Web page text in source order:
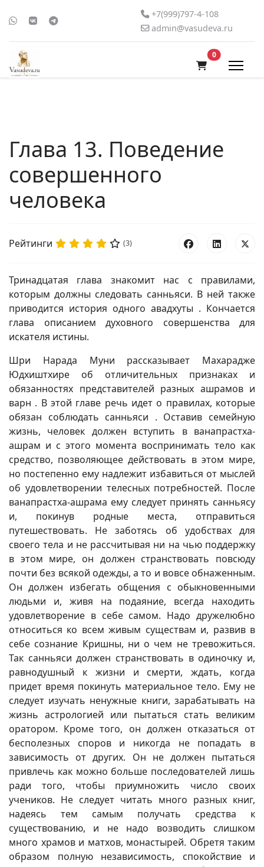
+7(999)797-4-108
admin@vasudeva.ru
0В корзину
Глава 13. Поведение
совершенного
человека
Рейтинги (3)
Тринадцатая глава знакомит нас с правилами,
которым должны следовать санньяси. В ней также
приводится история одного авадхуты . Кончается
глава описанием духовного совершенства для
искателя истины.
Шри Нарада Муни рассказывает Махарадже
Юдхиштхире об отличительных признаках и
обязанностях представителей разных ашрамов и
варн . В этой главе речь идет о правилах, которые
обязан соблюдать санньяси . Оставив семейную
жизнь, человек должен вступить в ванапрастха-
ашрам и с этого момента воспринимать тело как
средство, позволяющее действовать в этом мире,
но постепенно ему надлежит избавиться от мыслей
об удовлетворении телесных потребностей. После
ванапрастха-ашрама ему следует принять санньясу
и, покинув родные места, отправиться
путешествовать. Не заботясь об удобствах для
своего тела и не рассчитывая ни на чью поддержку
в этом мире, он должен странствовать повсюду
почти без всякой одежды, а то и вовсе обнаженным.
Он должен избегать общения с обыкновенными
людьми и, живя на подаяние, всегда находить
удовлетворение в себе самом. Надо дружелюбно
относиться ко всем живым существам и, развив в
себе сознание Кришны, ни о чем не тревожиться.
Так санньяси должен странствовать в одиночку и,
равнодушный к жизни и смерти, ждать, когда
придет время покинуть материальное тело. Ему не
следует изучать ненужные книги, зарабатывать на
жизнь астрологией или пытаться стать великим
оратором. Кроме того, он должен отказаться от
бесполезных споров и никогда не попадать в
зависимость от других. Он не должен пытаться
привлечь как можно больше последователей лишь
ради того, чтобы приумножить число своих
учеников. Не следует читать много разных книг,
надеясь тем самым получать средства к
существованию, и не надо возводить слишком
много храмов и матхов, монастырей. Обретя таким
образом полную независимость, спокойствие и